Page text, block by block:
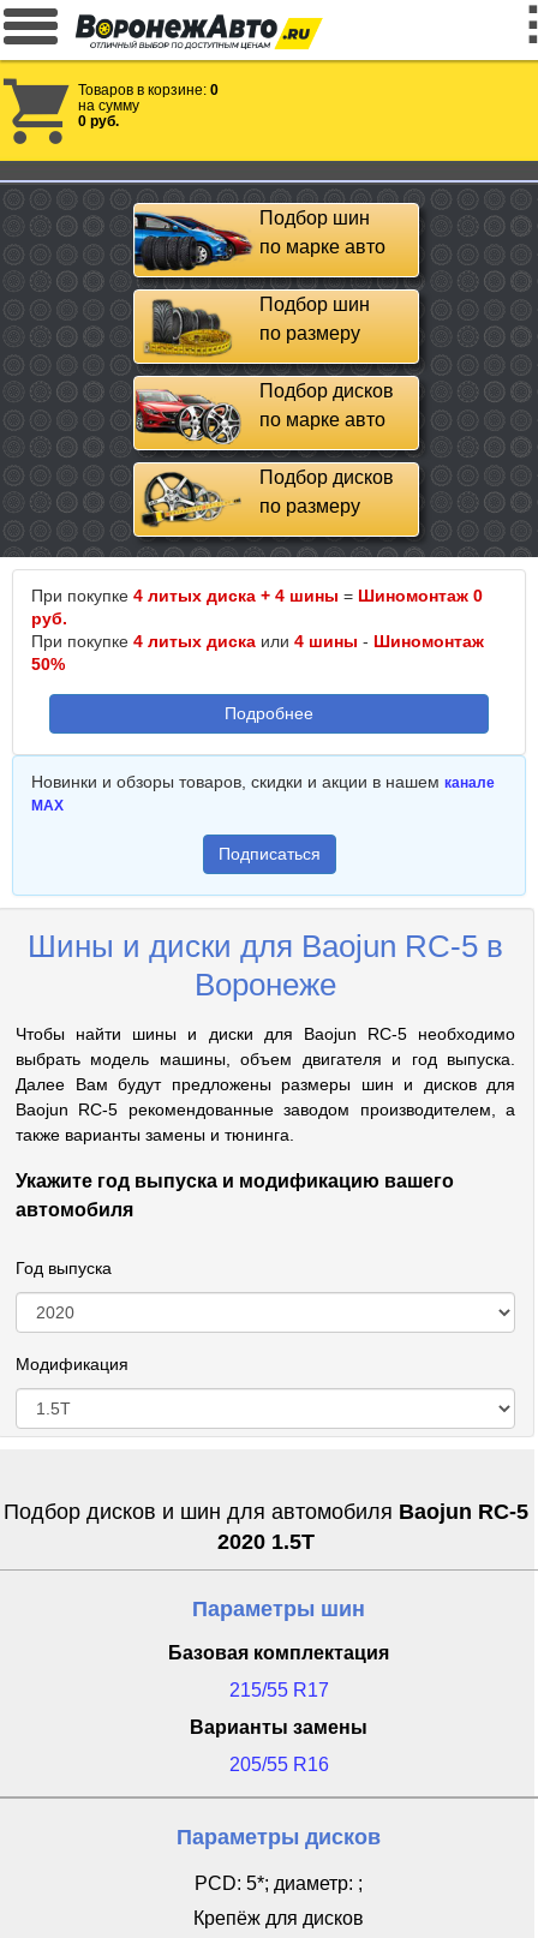
Товаров в корзине: 0
на сумму
0 руб.
Подбор шин
по марке авто
Подбор шин
по размеру
Подбор дисков
по марке авто
Подбор дисков
по размеру
При покупке 4 литых диска + 4 шины = Шиномонтаж 0
руб.
При покупке 4 литых диска или 4 шины - Шиномонтаж
50%
Подробнее
Новинки и обзоры товаров, скидки и акции в нашем канале
MAX
Подписаться
Шины и диски для Baojun RC-5 в
Воронеже
Чтобы найти шины и диски для Baojun RC-5 необходимо
выбрать модель машины, объем двигателя и год выпуска.
Далее Вам будут предложены размеры шин и дисков для
Baojun RC-5 рекомендованные заводом производителем, а
также варианты замены и тюнинга.
Укажите год выпуска и модификацию вашего
автомобиля
Год выпуска
Модификация
Подбор дисков и шин для автомобиля Baojun RC-5
2020 1.5T
Параметры шин
Базовая комплектация
215/55 R17
Варианты замены
205/55 R16
Параметры дисков
PCD: 5*; диаметр: ;
Крепёж для дисков